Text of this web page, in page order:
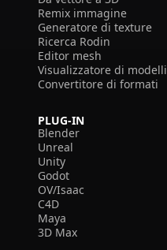
Remix immagine
Generatore di texture
Ricerca Rodin
Editor mesh
Visualizzatore di modelli
Convertitore di formati
PLUG-IN
Blender
Unreal
Unity
Godot
OV/Isaac
C4D
Maya
3D Max